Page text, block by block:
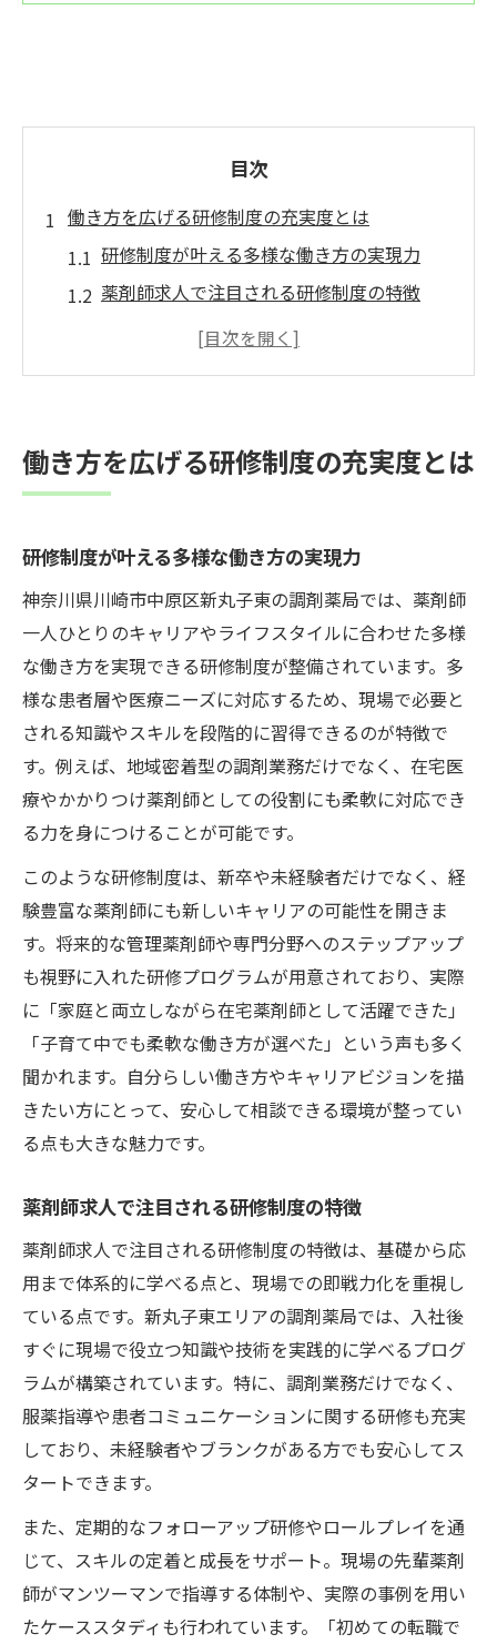
目次
働き方を広げる研修制度の充実度とは
研修制度が叶える多様な働き方の実現力
薬剤師求人で注目される研修制度の特徴
調剤薬局転職時に重視すべき研修制度とは
容
研修制度と連動したキャリア支援プログラ
薬剤師キャリア形成に不可欠な研修制度活
調剤薬局で描く長期キャリアと研修制度の
関係
専門性向上を促す成長支援プログラムの実
践例
転職者も安心できるキャリアサポートの仕
組み
調剤薬局勤務で活きる実践研修の魅力
現場力を高める実践的な研修制度のポイン
ト
調剤薬局ならではの研修制度の実践内容
在宅やかかりつけ薬剤師研修制度の充実ぶ
り
薬剤師求人で評価される実践研修制度の効
果
ト
安心と挑戦を両立できる環境づくり
研修制度で安心と成長を両立できる職場環
境
働きやすさを感じる研修制度の工夫と配慮
調剤薬局転職時の不安を減らす研修サポー
ト
挑戦を後押しする研修制度の柔軟な仕組み
薬剤師としての挑戦心を支える研修制度
キャリア不安も解消する評価制度と研修
研修制度と連動した評価システムの透明性
評価制度で見える薬剤師の成長支援の形
働き方を広げる研修制度の充実度とは
研修制度が叶える多様な働き方の実現力
神奈川県川崎市中原区新丸子東の調剤薬局では、薬剤師
一人ひとりのキャリアやライフスタイルに合わせた多様
な働き方を実現できる研修制度が整備されています。多
様な患者層や医療ニーズに対応するため、現場で必要と
される知識やスキルを段階的に習得できるのが特徴で
す。例えば、地域密着型の調剤業務だけでなく、在宅医
療やかかりつけ薬剤師としての役割にも柔軟に対応でき
る力を身につけることが可能です。
このような研修制度は、新卒や未経験者だけでなく、経
験豊富な薬剤師にも新しいキャリアの可能性を開きま
す。将来的な管理薬剤師や専門分野へのステップアップ
も視野に入れた研修プログラムが用意されており、実際
に「家庭と両立しながら在宅薬剤師として活躍できた」
「子育て中でも柔軟な働き方が選べた」という声も多く
聞かれます。自分らしい働き方やキャリアビジョンを描
きたい方にとって、安心して相談できる環境が整ってい
る点も大きな魅力です。
薬剤師求人で注目される研修制度の特徴
薬剤師求人で注目される研修制度の特徴は、基礎から応
用まで体系的に学べる点と、現場での即戦力化を重視し
ている点です。新丸子東エリアの調剤薬局では、入社後
すぐに現場で役立つ知識や技術を実践的に学べるプログ
ラムが構築されています。特に、調剤業務だけでなく、
服薬指導や患者コミュニケーションに関する研修も充実
しており、未経験者やブランクがある方でも安心してス
タートできます。
また、定期的なフォローアップ研修やロールプレイを通
じて、スキルの定着と成長をサポート。現場の先輩薬剤
師がマンツーマンで指導する体制や、実際の事例を用い
たケーススタディも行われています。「初めての転職で